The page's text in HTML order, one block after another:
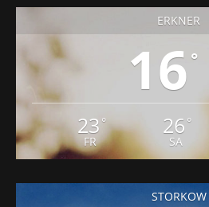
ERKNER
16 °
23 °
FR
26 °
SA
STORKOW